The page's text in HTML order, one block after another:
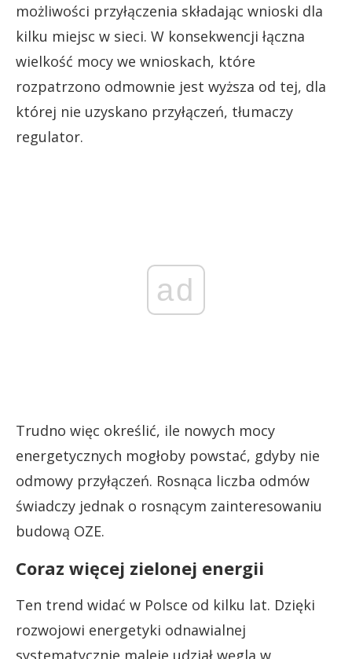
możliwości przyłączenia składając wnioski dla
kilku miejsc w sieci. W konsekwencji łączna
wielkość mocy we wnioskach, które
rozpatrzono odmownie jest wyższa od tej, dla
której nie uzyskano przyłączeń, tłumaczy
regulator.
ad
Trudno więc określić, ile nowych mocy
energetycznych mogłoby powstać, gdyby nie
odmowy przyłączeń. Rosnąca liczba odmów
świadczy jednak o rosnącym zainteresowaniu
budową OZE.
Coraz więcej zielonej energii
Ten trend widać w Polsce od kilku lat. Dzięki
rozwojowi energetyki odnawialnej
systematycznie maleje udział węgla w